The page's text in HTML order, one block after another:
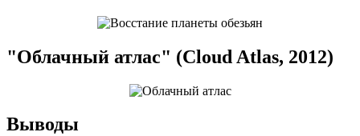
"Облачный атлас" (Cloud Atlas, 2012)
Выводы